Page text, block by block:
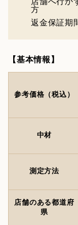
方
返金保証期
【基本情報】
参考価格（税込）
中材
測定方法
店舗のある都道府
県